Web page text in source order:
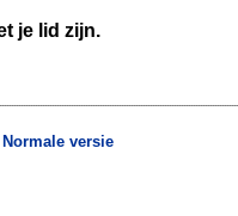
je lid zijn.
Normale versie